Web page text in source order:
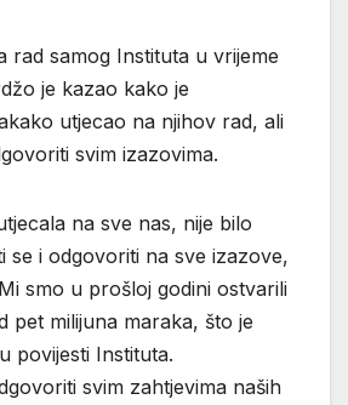
rad samog Instituta u vrijeme
je kazao kako je
utjecao na njihov rad, ali
svim izazovima.
na sve nas, nije bilo
se i odgovoriti na sve izazove,
smo u prošloj godini ostvarili
pet milijuna maraka, što je
povijesti Instituta.
svim zahtjevima naših